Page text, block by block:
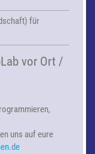
für
vor Ort /
uns auf eure